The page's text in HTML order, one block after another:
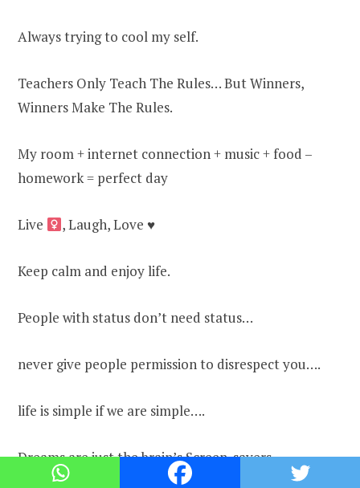
Always trying to cool my self.
Teachers Only Teach The Rules… But Winners,
Winners Make The Rules.
My room + internet connection + music + food –
homework = perfect day
Live , Laugh, Love ♥
Keep calm and enjoy life.
People with status don’t need status…
never give people permission to disrespect you….
life is simple if we are simple….
Dreams are just the brain’s Screen-savers.